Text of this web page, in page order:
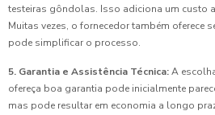
testeiras gôndolas. Isso adiciona um custo
Muitas vezes, o fornecedor também oferece
pode simplificar o processo.
5. Garantia e Assistência Técnica:A
ofereça boa garantia pode inicialmente
mas pode resultar em economia a longo